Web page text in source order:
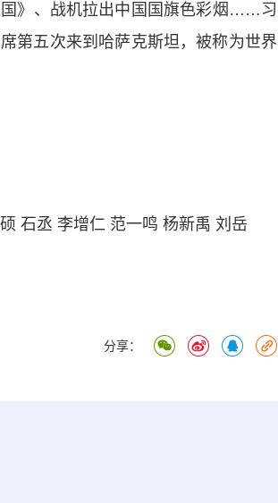
》、战机拉出中国国旗色彩烟……习
第五次来到哈萨克斯坦，被称为世界
石丞 李增仁 范一鸣 杨新禹 刘岳
分享：